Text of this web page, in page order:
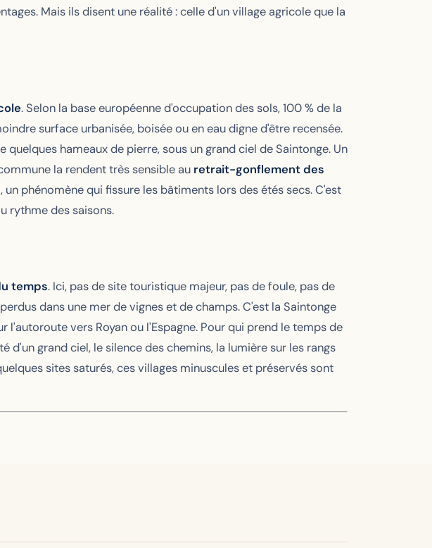
Mais ils disent une réalité : celle d'un village agricole que la
. Selon la base européenne d'occupation des sols, 100 % de la
surface urbanisée, boisée ou en eau digne d'être recensée.
hameaux de pierre, sous un grand ciel de Saintonge. Un
la rendent très sensible au retrait-gonflement des
phénomène qui fissure les bâtiments lors des étés secs. C'est
rythme des saisons.
temps. Ici, pas de site touristique majeur, pas de foule, pas de
dans une mer de vignes et de champs. C'est la Saintonge
l'autoroute vers Royan ou l'Espagne. Pour qui prend le temps de
d'un grand ciel, le silence des chemins, la lumière sur les rangs
sites saturés, ces villages minuscules et préservés sont